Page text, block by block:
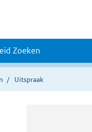
Zoeken
Uitspraak